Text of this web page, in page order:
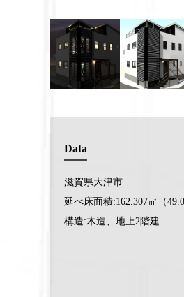
Data
滋賀県大津市
延べ床面積:162.307㎡（
構造:木造、地上2階建